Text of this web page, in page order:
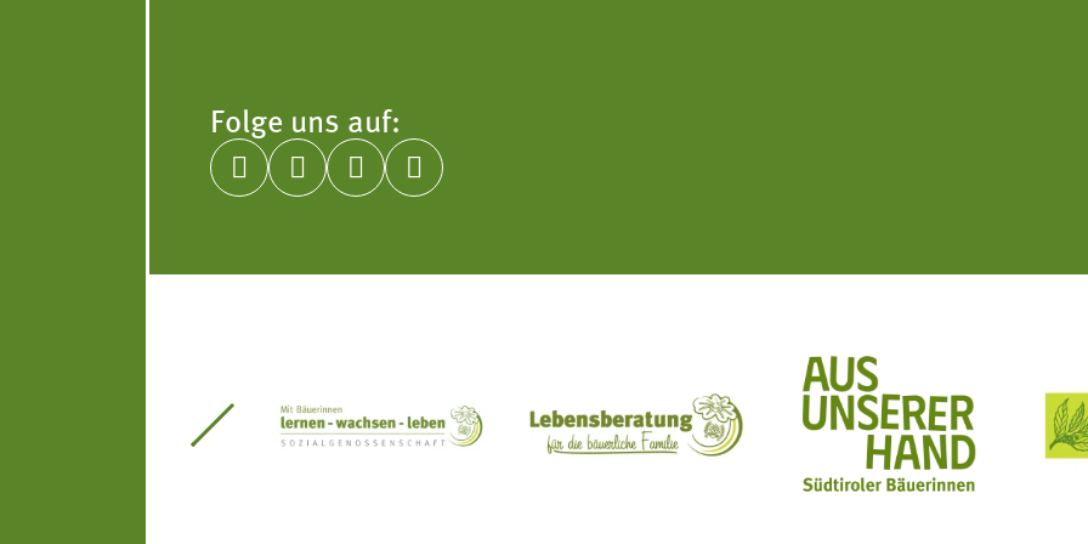
Folge uns auf:
   
Südtiroler Gärtnervereinigung Sozialgenossenschaft Mit Bäuerinnen lernen - wachsen - leben
Lebensberatung für die bäuerliche Familie
Aus unserer Hand